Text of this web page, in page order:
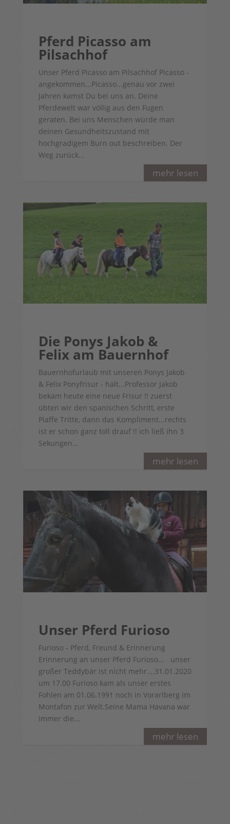
mehr lesen
Pferd Picasso am
Pilsachhof
Unser Pferd Picasso am Pilsachhof Picasso -
angekommen...Picasso...genau vor zwei
Jahren kamst Du bei uns an. Deine
Pferdewelt war völlig aus den Fugen
geraten. Bei uns Menschen würde man
deinen Gesundheitszustand mit
hochgradigem Burn out beschreiben. Der
Weg zurück...
mehr lesen
Die Ponys Jakob &
Felix am Bauernhof
Bauernhofurlaub mit unseren Ponys Jakob
& Felix Ponyfrisur - hält...Professor Jakob
bekam heute eine neue Frisur !! zuerst
übten wir den spanischen Schritt, erste
Piaffe Tritte, dann das Kompliment...rechts
ist er schon ganz toll drauf !! ich ließ ihn 3
Sekungen...
mehr lesen
Unser Pferd Furioso
Furioso - Pferd, Freund & Erinnerung
Erinnerung an unser Pferd Furioso... unser
großer Teddybär ist nicht mehr….31.01.2020
um 17.00 Furioso kam als unser erstes
Fohlen am 01.06.1991 noch in Vorarlberg im
Montafon zur Welt.Seine Mama Havana war
immer die...